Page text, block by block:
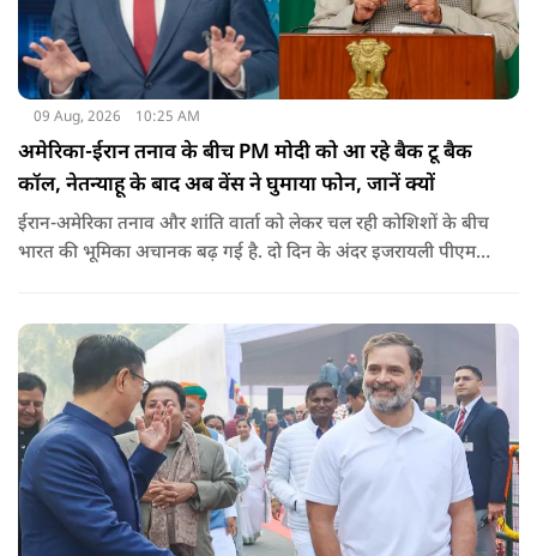
09 Aug, 2026 10:25 AM
अमेरिका-ईरान तनाव के बीच PM मोदी को आ रहे बैक टू बैक
कॉल, नेतन्याहू के बाद अब वेंस ने घुमाया फोन, जानें क्यों
ईरान-अमेरिका तनाव और शांति वार्ता को लेकर चल रही कोशिशों के बीच
भारत की भूमिका अचानक बढ़ गई है. दो दिन के अंदर इजरायली पीएम